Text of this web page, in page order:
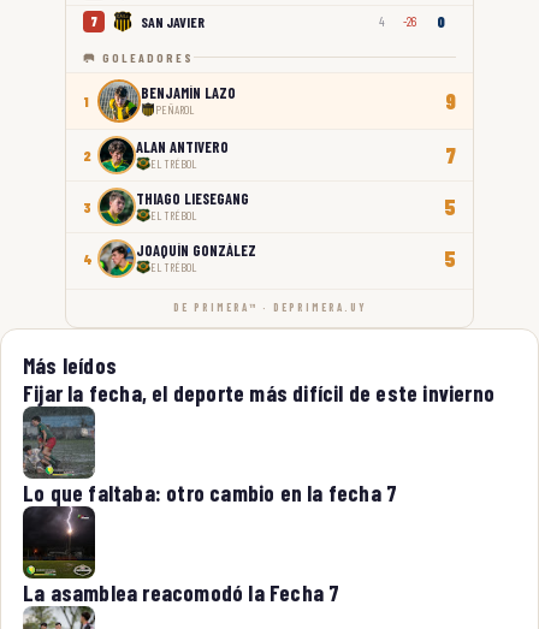
7 SAN JAVIER 4 -26 0
🥅 GOLEADORES
1 BENJAMÍN LAZO
PEÑAROL 9
2 ALAN ANTIVERO
EL TRÉBOL 7
3 THIAGO LIESEGANG
EL TRÉBOL 5
4 JOAQUÍN GONZÁLEZ
EL TRÉBOL 5
DE PRIMERA™ · DEPRIMERA.UY
Más leídos
Fijar la fecha, el deporte más difícil de este invierno
Lo que faltaba: otro cambio en la fecha 7
La asamblea reacomodó la Fecha 7